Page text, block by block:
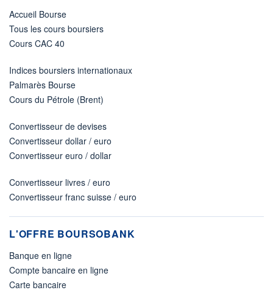
Accueil Bourse
Tous les cours boursiers
Cours CAC 40
Indices boursiers internationaux
Palmarès Bourse
Cours du Pétrole (Brent)
Convertisseur de devises
Convertisseur dollar / euro
Convertisseur euro / dollar
Convertisseur livres / euro
Convertisseur franc suisse / euro
L'OFFRE BOURSOBANK
Banque en ligne
Compte bancaire en ligne
Carte bancaire